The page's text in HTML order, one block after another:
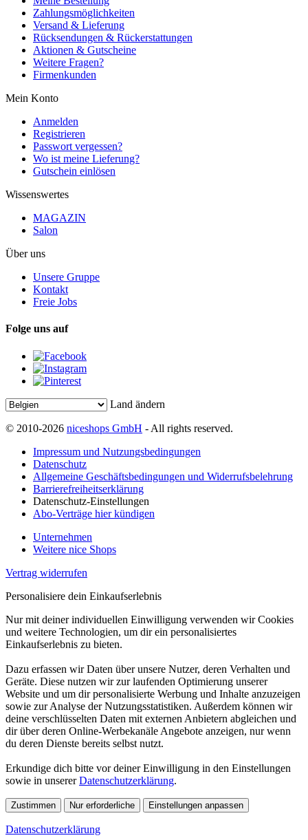
Zahlungsmöglichkeiten
Versand & Lieferung
Rücksendungen & Rückerstattungen
Aktionen & Gutscheine
Weitere Fragen?
Firmenkunden
Mein Konto
Anmelden
Registrieren
Passwort vergessen?
Wo ist meine Lieferung?
Gutschein einlösen
Wissenswertes
MAGAZIN
Salon
Über uns
Unsere Gruppe
Kontakt
Freie Jobs
Folge uns auf
Land ändern
© 2010-2026 niceshops GmbH - All rights reserved.
Impressum und Nutzungsbedingungen
Datenschutz
Allgemeine Geschäftsbedingungen und Widerrufsbelehrung
Barrierefreiheitserklärung
Datenschutz-Einstellungen
Abo-Verträge hier kündigen
Unternehmen
Weitere nice Shops
Vertrag widerrufen
Personalisiere dein Einkaufserlebnis
Nur mit deiner individuellen Einwilligung verwenden wir Cookies
und weitere Technologien, um dir ein personalisiertes
Einkaufserlebnis zu bieten.
Dazu erfassen wir Daten über unsere Nutzer, deren Verhalten und
Geräte. Diese nutzen wir zur laufenden Optimierung unserer
Website und um dir personalisierte Werbung und Inhalte anzuzeigen
sowie zur Analyse der Nutzungsstatistiken. Außerdem können wir
deine verschlüsselten Daten mit externen Anbietern abgleichen und
dir über deren Online-Werbekanäle Angebote anzeigen, nur wenn
du deren Dienste bereits selbst nutzt.
Erkundige dich bitte vor deiner Einwilligung in den Einstellungen
sowie in unsererDatenschutzerklärung.
Zustimmen Nur erforderliche Einstellungen anpassen
Datenschutzerklärung